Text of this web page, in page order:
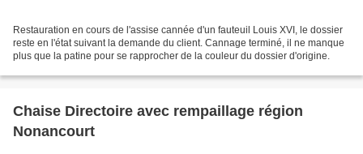
Restauration en cours de l'assise cannée d'un fauteuil Louis XVI, le dossier
reste en l'état suivant la demande du client. Cannage terminé, il ne manque
plus que la patine pour se rapprocher de la couleur du dossier d'origine.
Chaise Directoire avec rempaillage région
Nonancourt